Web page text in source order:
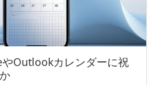
Outlookカレンダーに祝